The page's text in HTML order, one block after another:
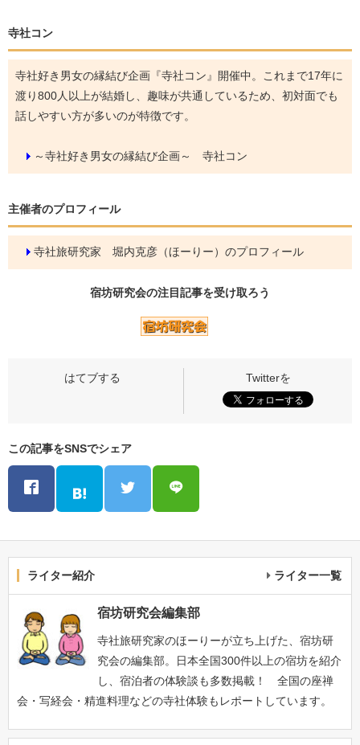
寺社コン
寺社好き男女の縁結び企画『寺社コン』開催中。これまで17年に
渡り800人以上が結婚し、趣味が共通しているため、初対面でも
話しやすい方が多いのが特徴です。
～寺社好き男女の縁結び企画～ 寺社コン
主催者のプロフィール
寺社旅研究家 堀内克彦（ほーりー）のプロフィール
宿坊研究会の注目記事を受け取ろう
この記事をSNSでシェア
ライター紹介 ライター一覧
宿坊研究会編集部
寺社旅研究家のほーりーが立ち上げた、宿坊研
究会の編集部。日本全国300件以上の宿坊を紹介
し、宿泊者の体験談も多数掲載！ 全国の座禅
会・写経会・精進料理などの寺社体験もレポートしています。